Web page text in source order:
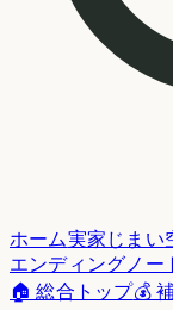
ホーム実家じまい
エンディングノー
🏠 総合トップ💰